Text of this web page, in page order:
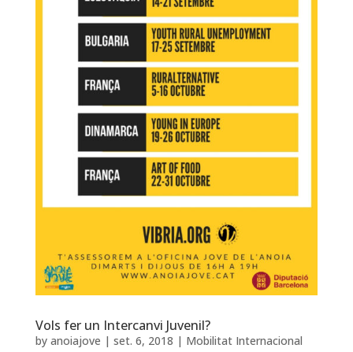
Vols fer un Intercanvi Juvenil?
by anoiajove | set. 6, 2018 | Mobilitat Internacional